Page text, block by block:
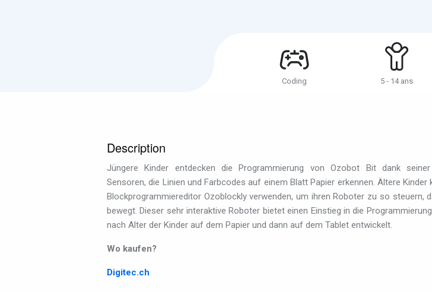
Coding 5 - 14 ans
Description
Jüngere Kinder entdecken die Programmierung von Ozobot Bit dank
Sensoren, die Linien und Farbcodes auf einem Blatt Papier erkennen. Ältere Kinder
Blockprogrammiereditor Ozoblockly verwenden, um ihren Roboter zu so steuern,
bewegt. Dieser sehr interaktive Roboter bietet einen Einstieg in die
nach Alter der Kinder auf dem Papier und dann auf dem Tablet entwickelt.
Wo kaufen?
Digitec.ch